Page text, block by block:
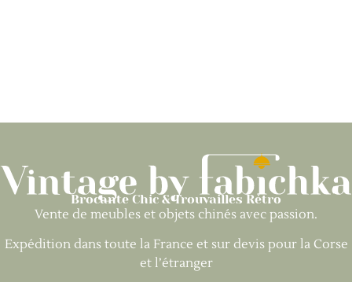
Brocante Chic & Trouvailles Rétro
Vente de meubles et objets chinés avec passion.
Expédition dans toute la France et sur devis pour la Corse
et l’étranger